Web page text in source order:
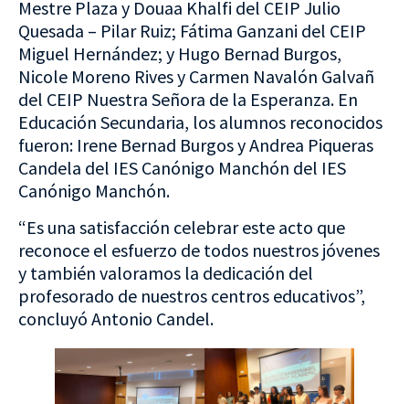
Mestre Plaza y Douaa Khalfi del CEIP Julio
Quesada – Pilar Ruiz; Fátima Ganzani del CEIP
Miguel Hernández; y Hugo Bernad Burgos,
Nicole Moreno Rives y Carmen Navalón Galvañ
del CEIP Nuestra Señora de la Esperanza. En
Educación Secundaria, los alumnos reconocidos
fueron: Irene Bernad Burgos y Andrea Piqueras
Candela del IES Canónigo Manchón del IES
Canónigo Manchón.
“Es una satisfacción celebrar este acto que
reconoce el esfuerzo de todos nuestros jóvenes
y también valoramos la dedicación del
profesorado de nuestros centros educativos”,
concluyó Antonio Candel.